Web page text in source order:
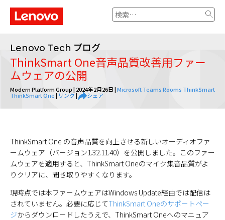
索:
Lenovo Tech ブログ
ThinkSmart One音声品質改善用ファー
ムウェアの公開
Modern Platform Group | 2024年2月26日|Microsoft Teams Rooms ThinkSmart
ThinkSmart One| リンク| シェア
ThinkSmart One の音声品質を向上させる新しいオーディオファ
ームウェア（バージョン1.32.11.40）を公開しました。このファー
ムウェアを適用すると、ThinkSmart Oneのマイク集音品質がよ
りクリアに、聞き取りやすくなります。
現時点では本ファームウェアはWindows Update経由では配信は
されていません。必要に応じてThinkSmart Oneのサポートペー
ジからダウンロードしたうえで、ThinkSmart Oneへのマニュア